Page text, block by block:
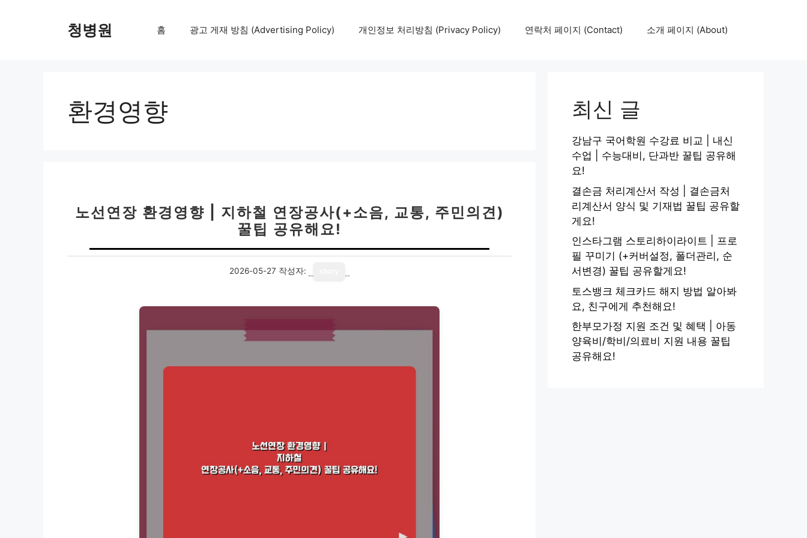
청병원 홈 광고 게재 방침 (Advertising Policy) 개인정보 처리방침 (Privacy Policy) 연락처 페이지 (Contact) 소개 페이지 (About)
환경영향
노선연장 환경영향 | 지하철 연장공사(+소음, 교통, 주민의견)
꿀팁 공유해요!
2026-05-27 작성자:
최신 글
강남구 국어학원 수강료 비교 | 내신
수업 | 수능대비, 단과반 꿀팁 공유해
요!
결손금 처리계산서 작성 | 결손금처
리계산서 양식 및 기재법 꿀팁 공유할
게요!
인스타그램 스토리하이라이트 | 프로
필 꾸미기 (+커버설정, 폴더관리, 순
서변경) 꿀팁 공유할게요!
토스뱅크 체크카드 해지 방법 알아봐
요, 친구에게 추천해요!
한부모가정 지원 조건 및 혜택 | 아동
양육비/학비/의료비 지원 내용 꿀팁
공유해요!